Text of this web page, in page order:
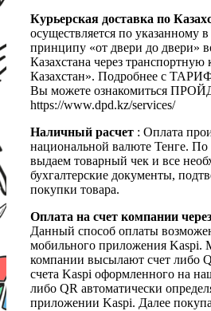
Курьерская доставка по
осуществляется по указанному в
принципу «от двери до двери»
Казахстана через
Казахстан». Подробнее с
Вы можете ознакомиться
https://www.dpd.kz/services/
Наличный расчет : Оплата
национальной валюте Тенге.
выдаем товарный чек и все
бухгалтерские документы,
покупки товара.
Оплата на счет компании
Данный способ оплаты
мобильного приложения Kaspi.
компании высылают счет либо
счета Kaspi оформленного на
либо QR автоматически
приложении Kaspi. Далее